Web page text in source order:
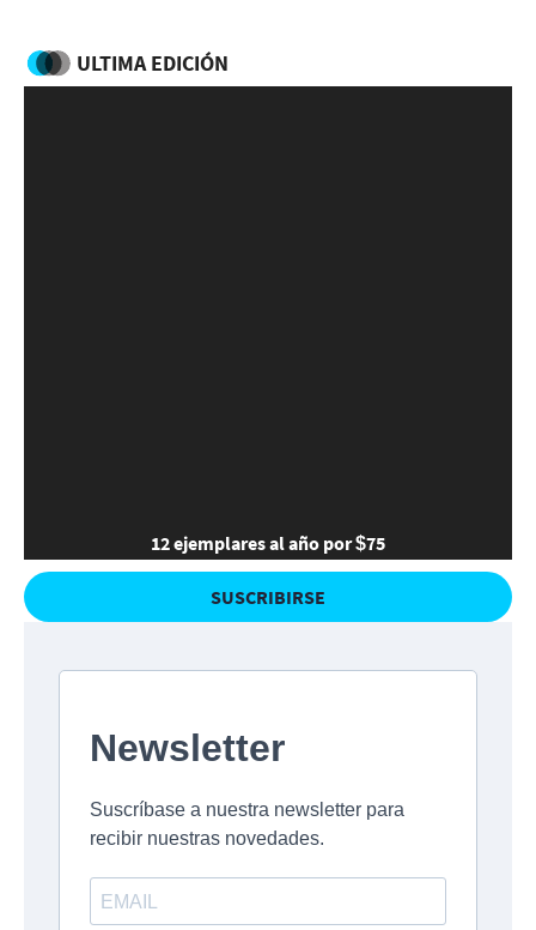
ULTIMA EDICIÓN
12 ejemplares al año por $75
SUSCRIBIRSE